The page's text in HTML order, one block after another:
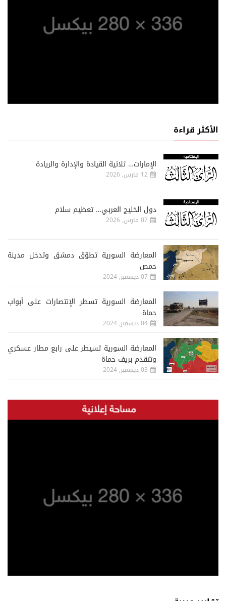
الأكثر قراءة
الإمارات… ثلاثية القيادة والإدارة والريادة
12 مارس, 2026
دول الخليج العربي… تعظيم سلام
07 مارس, 2026
المعارضة السورية تطوّق دمشق وتدخل مدينة
حمص
07 ديسمبر, 2024
المعارضة السورية تسطر الإنتصارات على أبواب
حماة
04 ديسمبر, 2024
المعارضة السورية تسيطر على رابع مطار عسكري
وتتقدم بريف حماة
03 ديسمبر, 2024